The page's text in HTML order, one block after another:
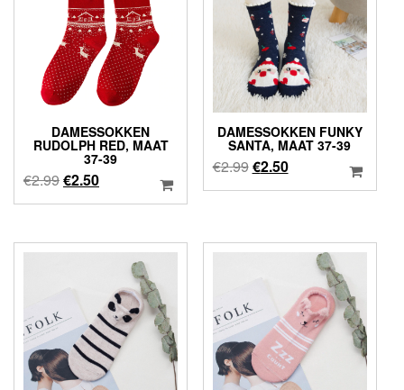
DAMESSOKKEN
RUDOLPH RED, MAAT
37-39
€2.99Oorspronkelijke
prijs
€2.99.
€2.50Huidige
prijs
€2.50.
DAMESSOKKEN FUNKY
SANTA, MAAT 37-39
€2.99Oorspronkelijke
prijs
€2.50Huidige
prijs